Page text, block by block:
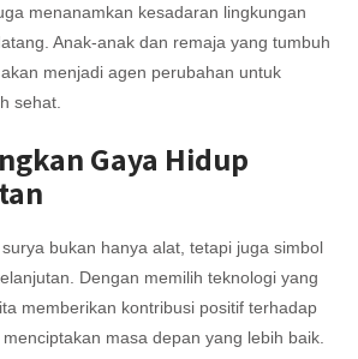
menanamkan kesadaran lingkungan
Anak-anak dan remaja yang tumbuh
menjadi agen perubahan untuk
sehat.
Gaya Hidup
bukan hanya alat, tetapi juga simbol
Dengan memilih teknologi yang
memberikan kontribusi positif terhadap
masa depan yang lebih baik.